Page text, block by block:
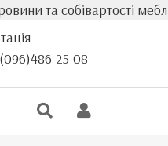
меблів,
(096)486-25-08